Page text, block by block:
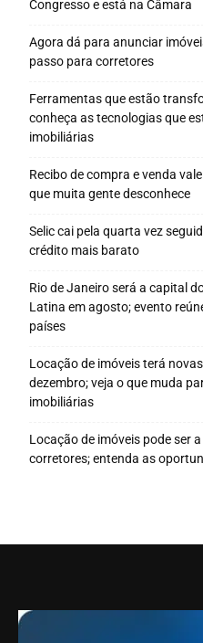
Congresso e está na Câmara
Agora dá para anunciar
passo para corretores
Ferramentas que estão
conheça as tecnologias que
imobiliárias
Recibo de compra e venda
que muita gente desconhece
Selic cai pela quarta vez
crédito mais barato
Rio de Janeiro será a capital
Latina em agosto; evento
países
Locação de imóveis terá
dezembro; veja o que muda
imobiliárias
Locação de imóveis pode ser
corretores; entenda as